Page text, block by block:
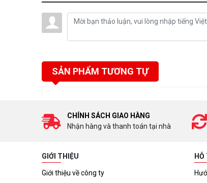
SẢN PHẨM TƯƠNG TỰ
CHÍNH SÁCH GIAO HÀNG
Nhận hàng và thanh toán tại nhà
GIỚI THIỆU
Giới thiệu về công ty